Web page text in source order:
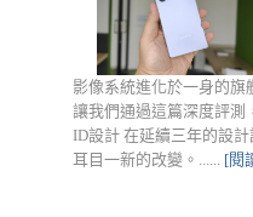
影像系統進化於一身的旗
讓我們通過這篇深度評測
ID設計 在延續三年的設
耳目一新的改變。...... [閱